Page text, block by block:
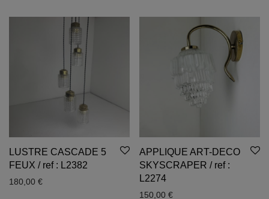
LUSTRE CASCADE 5
FEUX / ref : L2382
180,00 €
APPLIQUE ART-DECO
SKYSCRAPER / ref :
L2274
150,00 €